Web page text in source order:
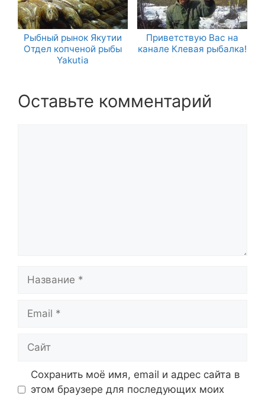
Рыбный рынок Якутии
Отдел копченой рыбы
Yakutia
Приветствую Вас на
канале Клевая рыбалка!
Оставьте комментарий
Сохранить моё имя, email и адрес сайта в
этом браузере для последующих моих